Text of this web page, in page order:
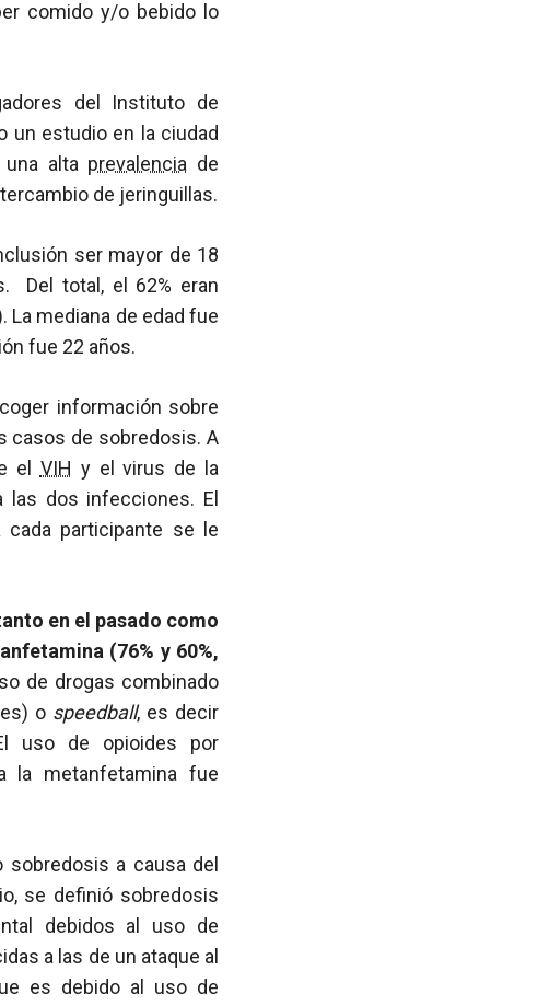
comido y/o bebido lo
del Instituto de
un estudio en la ciudad
alta prevalencia de
de jeringuillas.
ser mayor de 18
Del total, el 62% eran
La mediana de edad fue
fue 22 años.
información sobre
casos de sobredosis. A
el VIH y el virus de la
dos infecciones. El
participante se le
en el pasado como
(76% y 60%,
de drogas combinado
o speedball, es decir
uso de opioides por
la metanfetamina fue
a causa del
se definió sobredosis
debidos al uso de
a las de un ataque al
es debido al uso de